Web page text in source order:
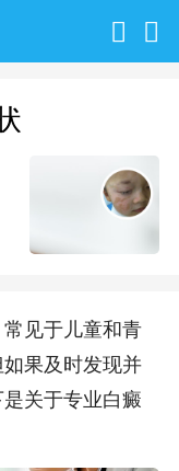
见于儿童和青
果及时发现并
关于专业白癜